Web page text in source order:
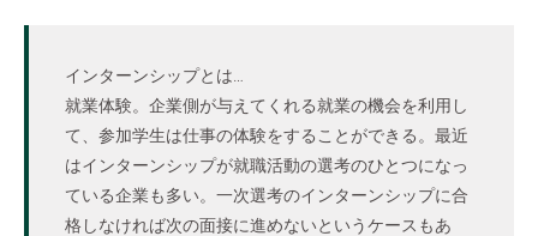
インターンシップとは…
就業体験。企業側が与えてくれる就業の機会を利用し
て、参加学生は仕事の体験をすることができる。最近
はインターンシップが就職活動の選考のひとつになっ
ている企業も多い。一次選考のインターンシップに合
格しなければ次の面接に進めないというケースもあ